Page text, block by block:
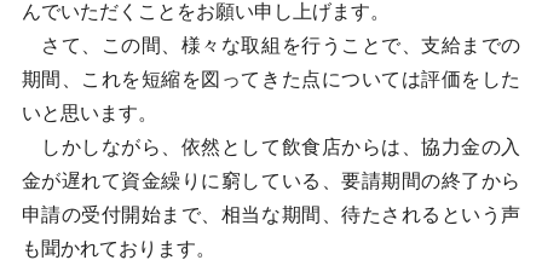
んでいただくことをお願い申し上げます。
さて、この間、様々な取組を行うことで、支給までの
期間、これを短縮を図ってきた点については評価をした
いと思います。
しかしながら、依然として飲食店からは、協力金の入
金が遅れて資金繰りに窮している、要請期間の終了から
申請の受付開始まで、相当な期間、待たされるという声
も聞かれております。